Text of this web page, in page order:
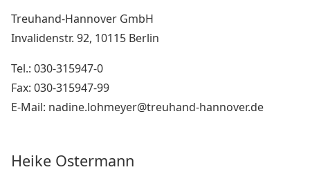
Treuhand-Hannover GmbH
Invalidenstr. 92, 10115 Berlin
Tel.: 030-315947-0
Fax: 030-315947-99
E-Mail: nadine.lohmeyer@treuhand-hannover.de
Heike Ostermann